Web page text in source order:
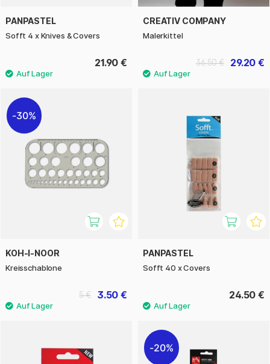
PANPASTEL
Sofft 4 x Knives & Covers
21.90 €
CREATIV COMPANY
Malerkittel
29.20 €
36.50 €
30%
KOH-I-NOOR
Kreisschablone
3.50 €
5 €
PANPASTEL
Sofft 40 x Covers
24.50 €
20%